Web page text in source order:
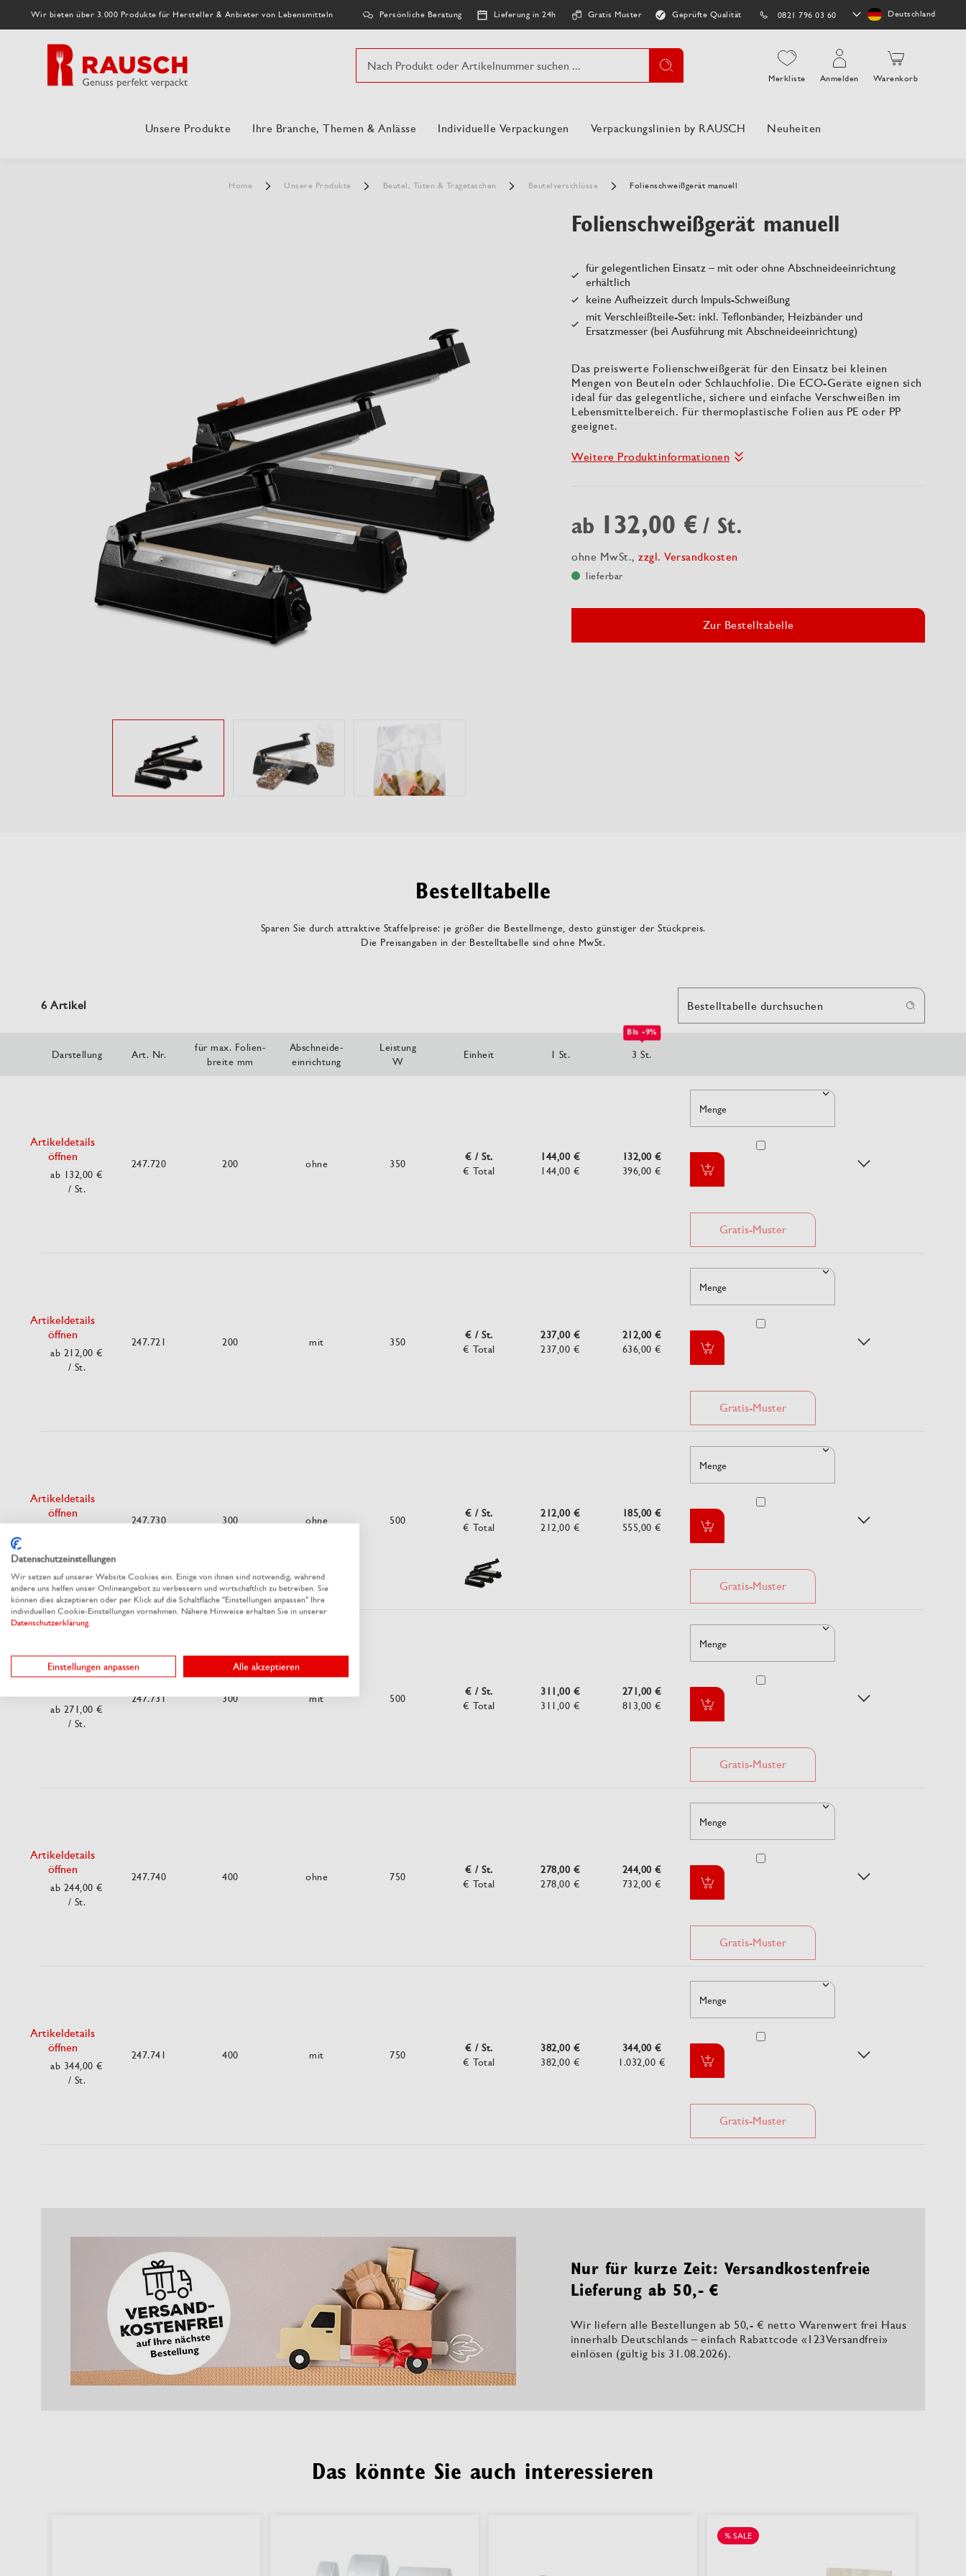
Wir bieten über 3.000 Produkte für Hersteller & Anbieter von Lebensmitteln Persönliche Beratung Lieferung in 24h Gratis Muster Geprüfte Qualität 0821 796 03 60
Store
auswählen
Deutschland
Suche
Merkliste Anmelden Warenkorb
Unsere Produkte Ihre Branche, Themen & Anlässe Individuelle Verpackungen Verpackungslinien by RAUSCH Neuheiten
Home Unsere Produkte Beutel, Tüten & Tragetaschen Beutelverschlüsse Folienschweißgerät manuell
Folienschweißgerät manuell
für gelegentlichen Einsatz – mit oder ohne Abschneideeinrichtung
erhältlich
keine Aufheizzeit durch Impuls-Schweißung
mit Verschleißteile-Set: inkl. Teflonbänder, Heizbänder und
Ersatzmesser (bei Ausführung mit Abschneideeinrichtung)
Das preiswerte Folienschweißgerät für den Einsatz bei kleinen
Mengen von Beuteln oder Schlauchfolie. Die ECO-Geräte eignen sich
ideal für das gelegentliche, sichere und einfache Verschweißen im
Lebensmittelbereich. Für thermoplastische Folien aus PE oder PP
geeignet.
Weitere Produktinformationen
ab 132,00 € / St.
ohne MwSt., zzgl. Versandkosten
lieferbar
Zur Bestelltabelle
Bestelltabelle
Sparen Sie durch attraktive Staffelpreise: je größer die Bestellmenge, desto günstiger der Stückpreis.
Die Preisangaben in der Bestelltabelle sind ohne MwSt.
6 Artikel Bestelltabelle durchsuchen
Darstellung Art. Nr.
für max. Folien-
breite mm
Abschneide-
einrichtung
Leistung
W
Einheit 1 St.
Bis -9%
3 St.
Artikeldetails
öffnen
ab 132,00 €
/ St.
247.720 200 ohne 350
€ / St.
€ Total
144,00 €
144,00 €
132,00 €
396,00 €
Menge
Gratis-Muster
Artikeldetails
öffnen
ab 212,00 €
/ St.
247.721 200 mit 350
€ / St.
€ Total
237,00 €
237,00 €
212,00 €
636,00 €
Menge
Gratis-Muster
Artikeldetails
öffnen
247.730 300 ohne 500
€ / St.
€ Total
212,00 €
212,00 €
185,00 €
555,00 €
Menge
Gratis-Muster
Artikeldetails
ab 271,00 €
/ St.
247.731 300 mit 500
€ / St.
€ Total
311,00 €
311,00 €
271,00 €
813,00 €
Menge
Gratis-Muster
Artikeldetails
öffnen
ab 244,00 €
/ St.
247.740 400 ohne 750
€ / St.
€ Total
278,00 €
278,00 €
244,00 €
732,00 €
Menge
Gratis-Muster
Artikeldetails
öffnen
ab 344,00 €
/ St.
247.741 400 mit 750
€ / St.
€ Total
382,00 €
382,00 €
344,00 €
1.032,00 €
Menge
Gratis-Muster
Nur für kurze Zeit: Versandkostenfreie
Lieferung ab 50,- €
Wir liefern alle Bestellungen ab 50,- € netto Warenwert frei Haus
innerhalb Deutschlands – einfach Rabattcode «123Versandfrei»
einlösen (gültig bis 31.08.2026).
Das könnte Sie auch interessieren
% SALE
Datenschutzeinstellungen
Wir setzen auf unserer Website Cookies ein. Einige von ihnen sind notwendig, während
andere uns helfen unser Onlineangebot zu verbessern und wirtschaftlich zu betreiben. Sie
können dies akzeptieren oder per Klick auf die Schaltfläche "Einstellungen anpassen" Ihre
individuellen Cookie-Einstellungen vornehmen. Nähere Hinweise erhalten Sie in unserer
Datenschutzerklärung.
Einstellungen anpassen Alle akzeptieren